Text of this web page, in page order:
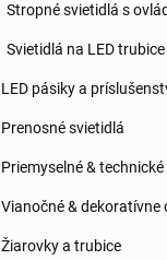
Stropné svietidlá s
Svietidlá na LED trubice
LED pásiky a
Prenosné svietidlá
Priemyselné &
Vianočné & dekoratívne
Žiarovky a trubice